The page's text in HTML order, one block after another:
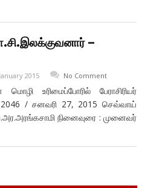
–
2015 No Comment
உரிமைப்போரில் பேராசிரியர்
/ சனவரி 27, 2015 செவ்வாய்
நினைவுரை : முனைவர்